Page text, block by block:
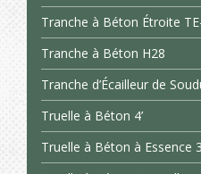
Tranche à Béton Étroite
Tranche à Béton H28
Tranche d’Écailleur de
Truelle à Béton 4’
Truelle à Béton à Essence